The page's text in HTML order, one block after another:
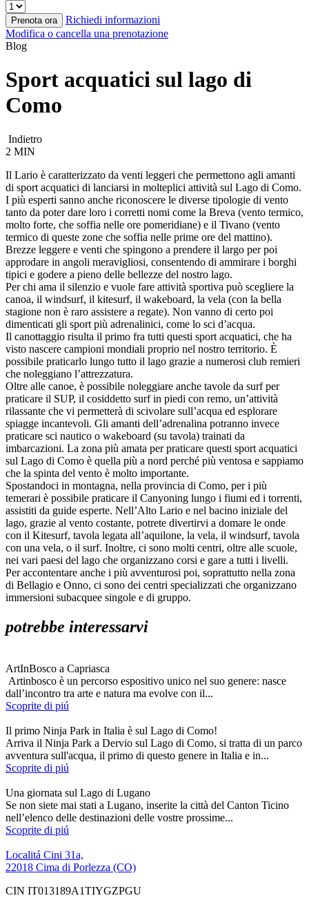
Prenota ora
Richiedi informazioni
Modifica o cancella una prenotazione
Blog
Sport acquatici sul lago di
Como
Indietro
2 MIN
Il Lario è caratterizzato da venti leggeri che permettono agli amanti
di sport acquatici di lanciarsi in molteplici attività sul Lago di Como.
I più esperti sanno anche riconoscere le diverse tipologie di vento
tanto da poter dare loro i corretti nomi come la Breva (vento termico,
molto forte, che soffia nelle ore pomeridiane) e il Tivano (vento
termico di queste zone che soffia nelle prime ore del mattino).
Brezze leggere e venti che spingono a prendere il largo per poi
approdare in angoli meravigliosi, consentendo di ammirare i borghi
tipici e godere a pieno delle bellezze del nostro lago.
Per chi ama il silenzio e vuole fare attività sportiva può scegliere la
canoa, il windsurf, il kitesurf, il wakeboard, la vela (con la bella
stagione non è raro assistere a regate). Non vanno di certo poi
dimenticati gli sport più adrenalinici, come lo sci d’acqua.
Il canottaggio risulta il primo fra tutti questi sport acquatici, che ha
visto nascere campioni mondiali proprio nel nostro territorio. È
possibile praticarlo lungo tutto il lago grazie a numerosi club remieri
che noleggiano l’attrezzatura.
Oltre alle canoe, è possibile noleggiare anche tavole da surf per
praticare il SUP, il cosiddetto surf in piedi con remo, un’attività
rilassante che vi permetterà di scivolare sull’acqua ed esplorare
spiagge incantevoli. Gli amanti dell’adrenalina potranno invece
praticare sci nautico o wakeboard (su tavola) trainati da
imbarcazioni. La zona più amata per praticare questi sport acquatici
sul Lago di Como è quella più a nord perché più ventosa e sappiamo
che la spinta del vento è molto importante.
Spostandoci in montagna, nella provincia di Como, per i più
temerari è possibile praticare il Canyoning lungo i fiumi ed i torrenti,
assistiti da guide esperte. Nell’Alto Lario e nel bacino iniziale del
lago, grazie al vento costante, potrete divertirvi a domare le onde
con il Kitesurf, tavola legata all’aquilone, la vela, il windsurf, tavola
con una vela, o il surf. Inoltre, ci sono molti centri, oltre alle scuole,
nei vari paesi del lago che organizzano corsi e gare a tutti i livelli.
Per accontentare anche i più avventurosi poi, soprattutto nella zona
di Bellagio e Onno, ci sono dei centri specializzati che organizzano
immersioni subacquee singole e di gruppo.
potrebbe interessarvi
ArtInBosco a Capriasca
Artinbosco è un percorso espositivo unico nel suo genere: nasce
dall’incontro tra arte e natura ma evolve con il...
Scoprite di piú
Il primo Ninja Park in Italia è sul Lago di Como!
Arriva il Ninja Park a Dervio sul Lago di Como, si tratta di un parco
avventura sull'acqua, il primo di questo genere in Italia e in...
Scoprite di piú
Una giornata sul Lago di Lugano
Se non siete mai stati a Lugano, inserite la città del Canton Ticino
nell’elenco delle destinazioni delle vostre prossime...
Scoprite di piú
Localitá Cini 31a,
22018 Cima di Porlezza (CO)
CIN IT013189A1TIYGZPGU